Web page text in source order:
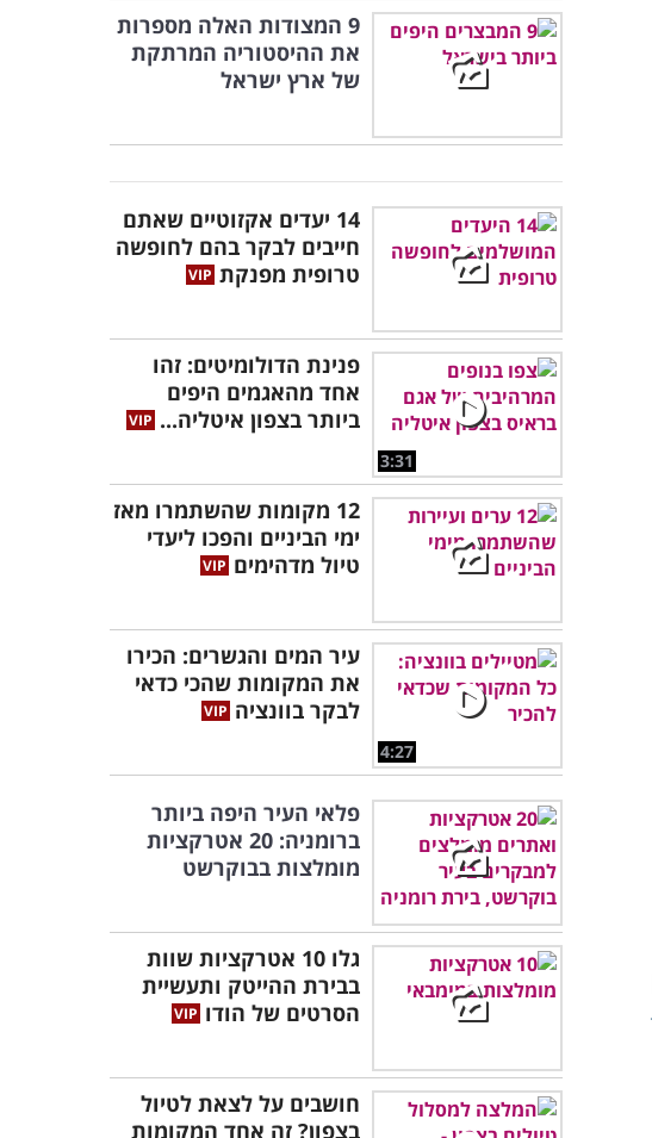
9 המצודות האלה מספרות
את ההיסטוריה המרתקת
של ארץ ישראל
14 יעדים אקזוטיים שאתם
חייבים לבקר בהם לחופשה
טרופית מפנקת
3:31
פנינת הדולומיטים: זהו
אחד מהאגמים היפים
ביותר בצפון איטליה...
12 מקומות שהשתמרו מאז
ימי הביניים והפכו ליעדי
טיול מדהימים
4:27
עיר המים והגשרים: הכירו
את המקומות שהכי כדאי
לבקר בוונציה
פלאי העיר היפה ביותר
ברומניה: 20 אטרקציות
מומלצות בבוקרשט
גלו 10 אטרקציות שוות
בבירת ההייטק ותעשיית
הסרטים של הודו
חושבים על לצאת לטיול
בצפון? זה אחד המקומות